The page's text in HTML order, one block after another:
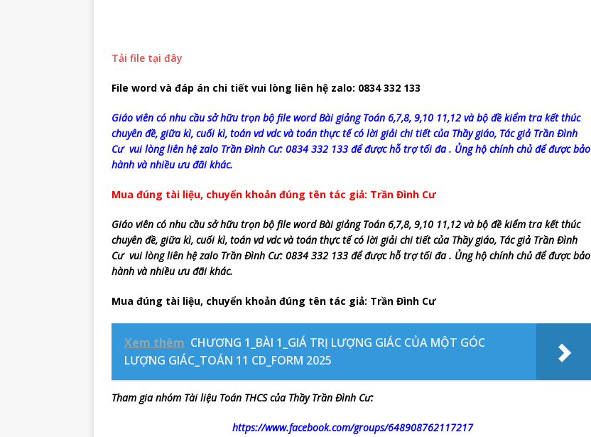
Tải file tại đây
File word và đáp án chi tiết vui lòng liên hệ zalo: 0834 332 133
Giáo viên có nhu cầu sở hữu trọn bộ file word Bài giảng Toán 6,7,8, 9,10 11,12 và bộ đề kiểm tra kết thúc
chuyên đề, giữa kì, cuối kì, toán vd vdc và toán thực tế có lời giải chi tiết của Thầy giáo, Tác giả Trần Đình
Cư vui lòng liên hệ zalo Trần Đình Cư: 0834 332 133 để được hỗ trợ tối đa . Ủng hộ chính chủ để được bảo
hành và nhiều ưu đãi khác.
Mua đúng tài liệu, chuyển khoản đúng tên tác giả: Trần Đình Cư
Giáo viên có nhu cầu sở hữu trọn bộ file word Bài giảng Toán 6,7,8, 9,10 11,12 và bộ đề kiểm tra kết thúc
chuyên đề, giữa kì, cuối kì, toán vd vdc và toán thực tế có lời giải chi tiết của Thầy giáo, Tác giả Trần Đình
Cư vui lòng liên hệ zalo Trần Đình Cư: 0834 332 133 để được hỗ trợ tối đa . Ủng hộ chính chủ để được bảo
hành và nhiều ưu đãi khác.
Mua đúng tài liệu, chuyển khoản đúng tên tác giả: Trần Đình Cư
Xem thêm CHƯƠNG 1_BÀI 1_GIÁ TRỊ LƯỢNG GIÁC CỦA MỘT GÓC
LƯỢNG GIÁC_TOÁN 11 CD_FORM 2025
Tham gia nhóm Tài liệu Toán THCS của Thầy Trần Đình Cư:
https://www.facebook.com/groups/648908762117217